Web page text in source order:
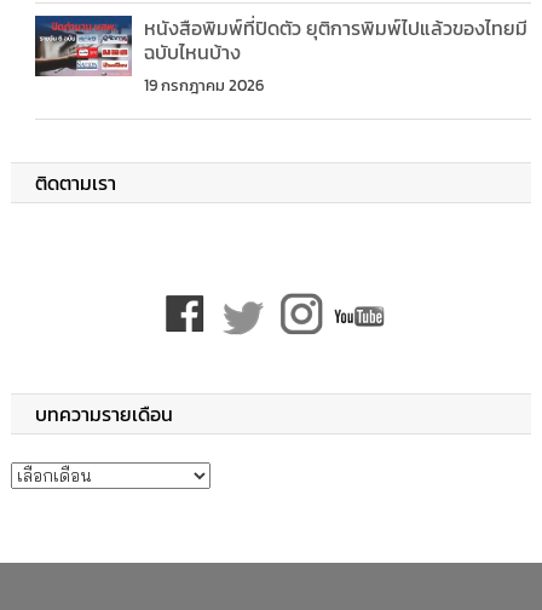
หนังสือพิมพ์ที่ปิดตัว ยุติการพิมพ์ไปแล้วของไทยมี
ฉบับไหนบ้าง
19 กรกฎาคม 2026
ติดตามเรา
บทความรายเดือน
บทความรายเดือน